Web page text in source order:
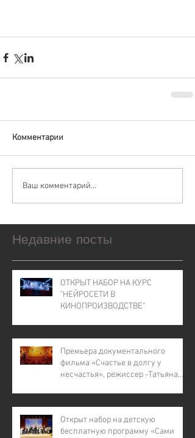
Комментарии
Ваш комментарий...
Недавние посты
ОТКРЫТ НАБОР НА КУРС
"НЕЙРОСЕТИ В
КИНОПРОИЗВОДСТВЕ"
Премьера документального
фильма «Счастье в долгу у
несчастья», режиссер -Татьяна
Открыт набор на детскую
бесплатную программу «Сами